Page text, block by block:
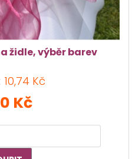
židle, výběr barev
10,74 Kč
Kč